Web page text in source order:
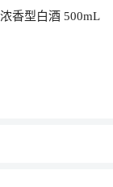
香型白酒 500mL